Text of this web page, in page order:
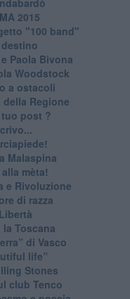
2015
"100 band"
Paola Bivona
Woodstock
a ostacoli
Regione
post ?
Malaspina
mèta!
e Rivoluzione
di razza
Toscana
di Vasco
life”
Stones
club Tenco